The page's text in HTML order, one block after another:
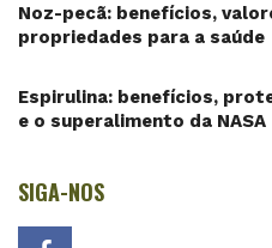
Noz-pecã: benefícios,
propriedades para a saúde
Espirulina: benefícios,
e o superalimento da NASA
SIGA-NOS